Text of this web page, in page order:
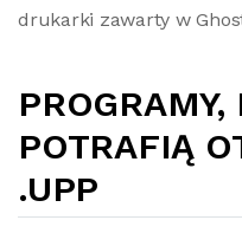
drukarki zawarty w
PROGRAMY,
POTRAFIĄ
.UPP